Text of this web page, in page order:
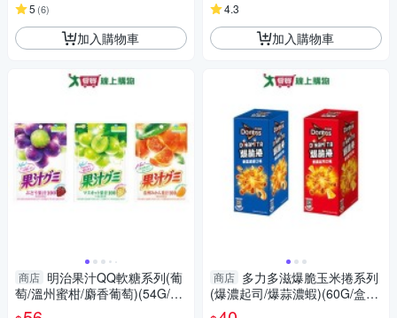
5 (6)
加入購物車
商店 明治果汁QQ軟糖系列(葡
萄/溫州蜜柑/麝香葡萄)(54G/包)
【愛買】
4.3
加入購物車
商店 多力多滋爆脆玉米捲系列
(爆濃起司/爆蒜濃蝦)(60G/盒)
【愛買】